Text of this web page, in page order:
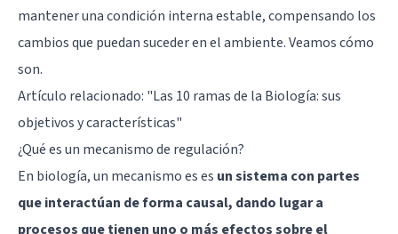
mantener una condición interna estable, compensando los
cambios que puedan suceder en el ambiente. Veamos cómo
son.
Artículo relacionado: "Las 10 ramas de la Biología: sus
objetivos y características"
¿Qué es un mecanismo de regulación?
En biología, un mecanismo es es un sistema con partes
que interactúan de forma causal, dando lugar a
procesos que tienen uno o más efectos sobre el